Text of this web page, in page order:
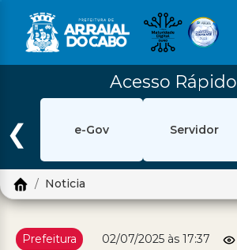
Início
Ouvidoria
Pesquisar
Acesso Rápido
❮ e-Gov Servidor
Noticia
Prefeitura 02/07/2025 às 17:37